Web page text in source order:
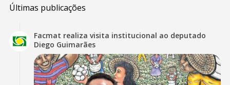
Últimas publicações
Facmat realiza visita institucional ao deputado
Diego Guimarães